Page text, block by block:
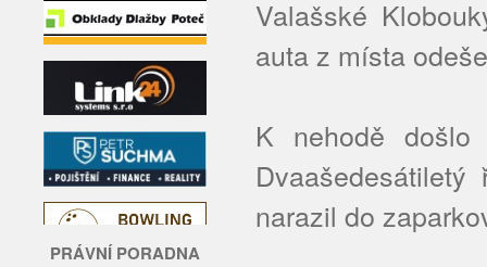
PRÁVNÍ PORADNA
Valašské
auta z místa
K nehodě
narazil do